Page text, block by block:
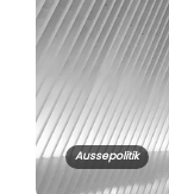
Aussepolitik